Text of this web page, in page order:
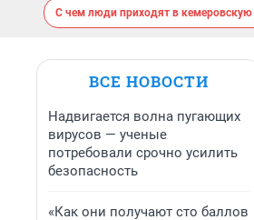
С чем люди приходят в кемеровскую
ВСЕ НОВОСТИ
Надвигается волна пугающих
вирусов — ученые
потребовали срочно усилить
безопасность
«Как они получают сто баллов